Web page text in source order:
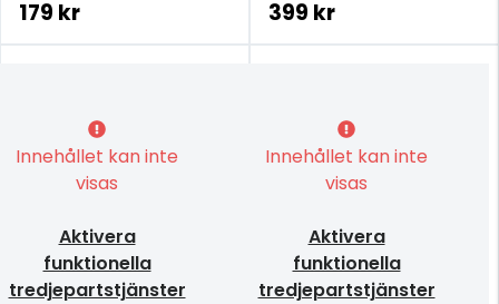
179 kr 399 kr
Innehållet kan inte
visas
Aktivera
funktionella
tredjepartstjänster
Innehållet kan inte
visas
Aktivera
funktionella
tredjepartstjänster